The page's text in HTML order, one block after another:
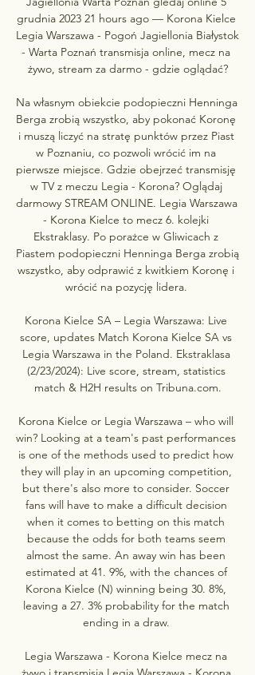
grudnia 2023 21 hours ago — Korona Kielce
Legia Warszawa - Pogoń Jagiellonia Białystok
- Warta Poznań transmisja online, mecz na
żywo, stream za darmo - gdzie oglądać?
Na własnym obiekcie podopieczni Henninga
Berga zrobią wszystko, aby pokonać Koronę
i muszą liczyć na stratę punktów przez Piast
w Poznaniu, co pozwoli wrócić im na
pierwsze miejsce. Gdzie obejrzeć transmisję
w TV z meczu Legia - Korona? Oglądaj
darmowy STREAM ONLINE. Legia Warszawa
- Korona Kielce to mecz 6. kolejki
Ekstraklasy. Po porażce w Gliwicach z
Piastem podopieczni Henninga Berga zrobią
wszystko, aby odprawić z kwitkiem Koronę i
wrócić na pozycję lidera.
Korona Kielce SA – Legia Warszawa: Live
score, updates Match Korona Kielce SA vs
Legia Warszawa in the Poland. Ekstraklasa
(2/23/2024): Live score, stream, statistics
match & H2H results on Tribuna.com.
Korona Kielce or Legia Warszawa – who will
win? Looking at a team's past performances
is one of the methods used to predict how
they will play in an upcoming competition,
but there's also more to consider. Soccer
fans will have to make a difficult decision
when it comes to betting on this match
because the odds for both teams seem
almost the same. An away win has been
estimated at 41. 9%, with the chances of
Korona Kielce (N) winning being 30. 8%,
leaving a 27. 3% probability for the match
ending in a draw.
Legia Warszawa - Korona Kielce mecz na